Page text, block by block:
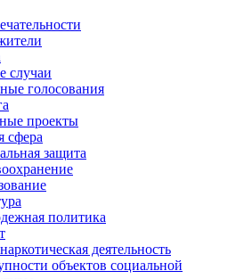
случаи
голосования
проекты
сфера
защита
политика
деятельность
объектов социальной